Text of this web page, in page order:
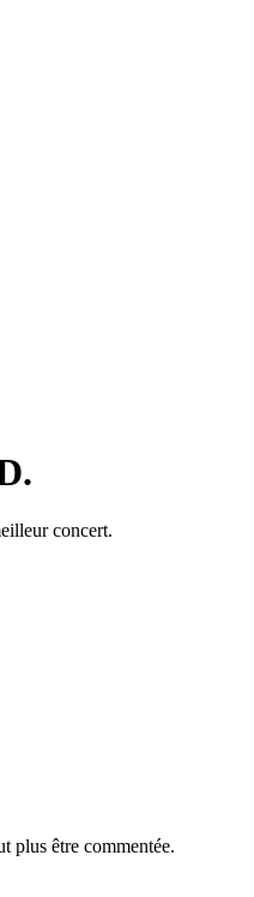
concert.
plus être commentée.